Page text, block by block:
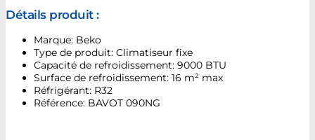
Détails produit :
Marque: Beko
Type de produit: Climatiseur fixe
Capacité de refroidissement: 9000 BTU
Surface de refroidissement: 16 m² max
Réfrigérant: R32
Référence: BAVOT 090NG